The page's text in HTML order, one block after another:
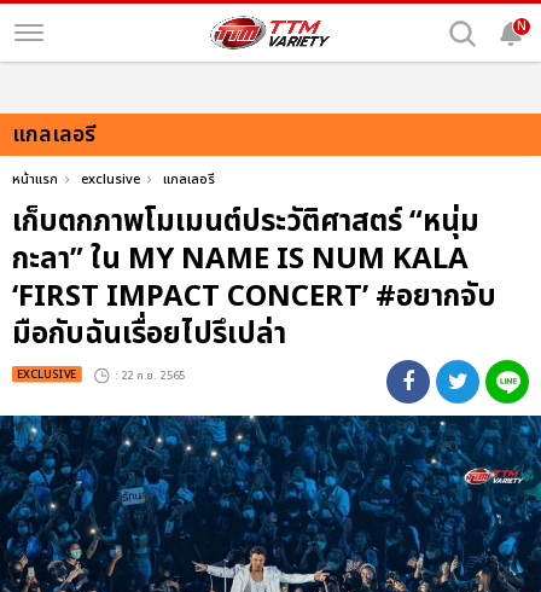
N
แกลเลอรี
หน้าแรก exclusive แกลเลอรี
เก็บตกภาพโมเมนต์ประวัติศาสตร์ “หนุ่ม
กะลา” ใน MY NAME IS NUM KALA
‘FIRST IMPACT CONCERT’ #อยากจับ
มือกับฉันเรื่อยไปรึเปล่า
EXCLUSIVE : 22 ก.ย. 2565